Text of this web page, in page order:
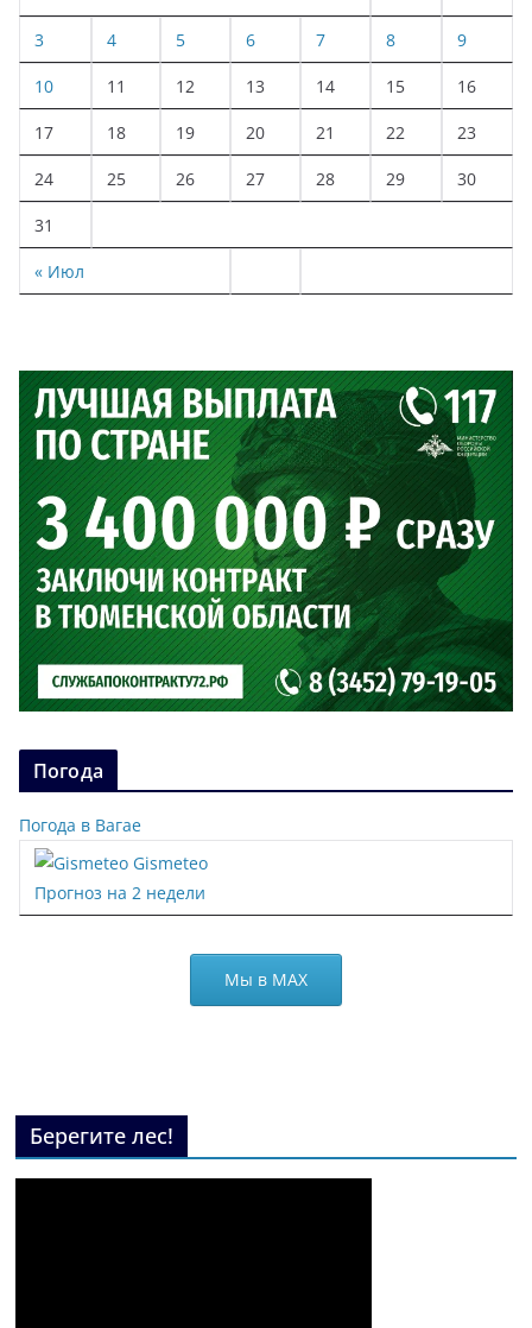
« Июл
3 4 5 6 7 8 9
10 11 12 13 14 15 16
17 18 19 20 21 22 23
24 25 26 27 28 29 30
31
Погода
Погода в Вагае
Gismeteo
Прогноз на 2 недели
Мы в МАХ
Берегите лес!